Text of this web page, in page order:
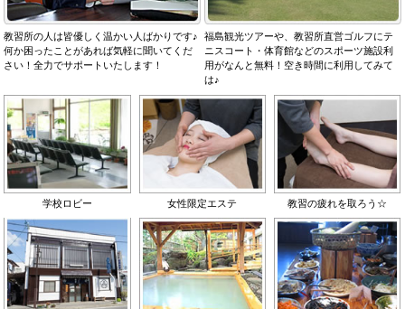
教習所の人は皆優しく温かい人ばかりです♪
何か困ったことがあれば気軽に聞いてくだ
さい！全力でサポートいたします！
福島観光ツアーや、教習所直営ゴルフにテ
ニスコート・体育館などのスポーツ施設利
用がなんと無料！空き時間に利用してみて
は♪
学校ロビー 女性限定エステ 教習の疲れを取ろう☆